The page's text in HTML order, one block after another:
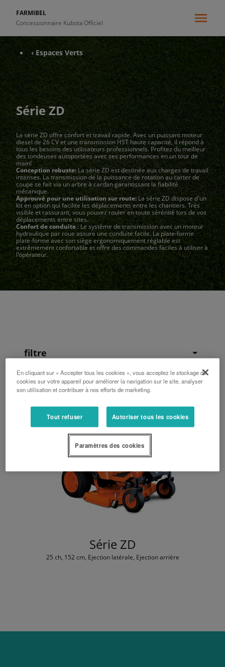
FARMIBEL
Concessionnaire Kubota Officiel
‹ Espaces Verts
Série ZD
La série ZD offre confort et travail rapide. Avec un puissant moteur
diesel de 26 CV et une transmission HST haute capacité, il répond à
tous les besoins des utilisateurs professionnels. Profitez du meilleur
des tondeuses autoportées avec ses performances en un tour de
main!
Conception robuste: La série ZD est destinée aux charges de travail
intenses. La transmission de la puissance de rotation au carter de
coupe se fait via un arbre à cardan garantissant la fiabilité
mécanique.
Approuvé pour une utilisation sur route:La série ZD dispose d'un
kit en option qui facilite les déplacements entre les chantiers. Très
visible et rassurant, vous pouvez rouler en toute sérénité lors de vos
déplacements entre sites.
Confort de conduite: Le système de transmission avec un moteur
hydraulique par roue assure une conduite facile. La plate-forme
plate-forme avec son siège ergonomiquement réglable est
extrêmement confortable et offre des commandes faciles à utiliser à
l'opérateur.
filtre
Série ZD
25 ch, 152 cm, Ejection latérale, Ejection arrière
En cliquant sur « Accepter tous les cookies », vous acceptez le stockage de
cookies sur votre appareil pour améliorer la navigation sur le site, analyser
son utilisation et contribuer à nos efforts de marketing.
Tout refuser Autoriser tous les cookies
Paramètres des cookies